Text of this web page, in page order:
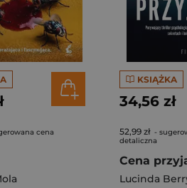
cena
KSIĄŻKA
34,56 zł
52,99 zł -
detaliczna
Cena
Lucinda